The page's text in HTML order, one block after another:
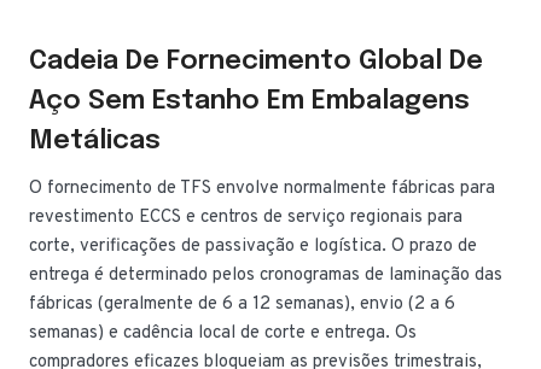
Cadeia De Fornecimento Global De
Aço Sem Estanho Em Embalagens
Metálicas
O fornecimento de TFS envolve normalmente fábricas para
revestimento ECCS e centros de serviço regionais para
corte, verificações de passivação e logística. O prazo de
entrega é determinado pelos cronogramas de laminação das
fábricas (geralmente de 6 a 12 semanas), envio (2 a 6
semanas) e cadência local de corte e entrega. Os
compradores eficazes bloqueiam as previsões trimestrais,